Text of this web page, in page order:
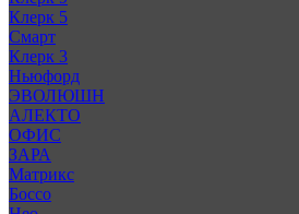
Клерк 5
Смарт
Клерк 3
Ньюфорд
ЭВОЛЮШН
АЛЕКТО
ОФИС
ЗАРА
Матрикс
Боссо